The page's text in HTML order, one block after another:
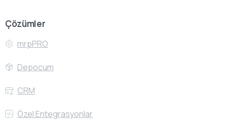
Çözümler
mrpPRO
Depocum
CRM
Özel Entegrasyonlar